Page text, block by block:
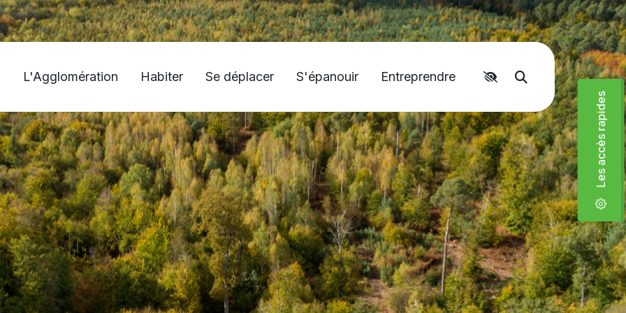
Moteur de
L'Agglomération Habiter Se déplacer S'épanouir Entreprendre
Les accès rapides
Accéder aux liens rapides